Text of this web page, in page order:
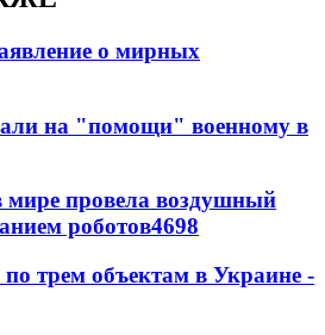
о мирных
на "помощи" военному в
мире провела воздушный
роботов4698
трем объектам в Украине -